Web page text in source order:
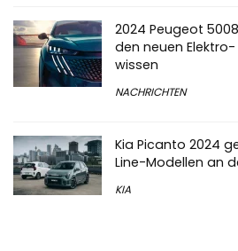
2024 Peugeot
den neuen
wissen
NACHRICHTEN
Kia Picanto 2024
Line-Modellen an
KIA